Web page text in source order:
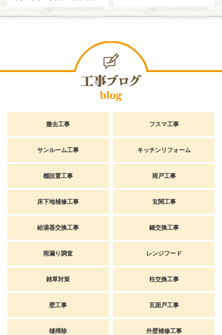
撤去工事 フスマ工事
サンルーム工事 キッチンリフォーム
棚設置工事 雨戸工事
床下地補修工事 玄関工事
給湯器交換工事 鍵交換工事
雨漏り調査 レンジフード
雑草対策 柱交換工事
壁工事 瓦面戸工事
樋掃除 外壁補修工事